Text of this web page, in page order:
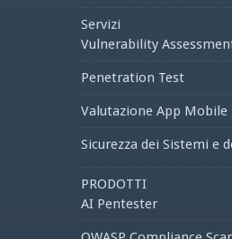
Servizi
Vulnerability
Penetration Test
Valutazione App Mobile
Sicurezza dei Sistemi e
PRODOTTI
AI Pentester